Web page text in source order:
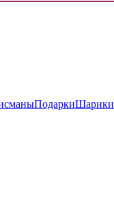
ПодаркиШарики